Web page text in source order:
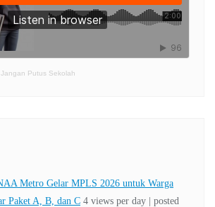
Jangan Putus Sekolah